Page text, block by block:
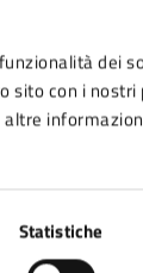
dei
con i
Statistiche